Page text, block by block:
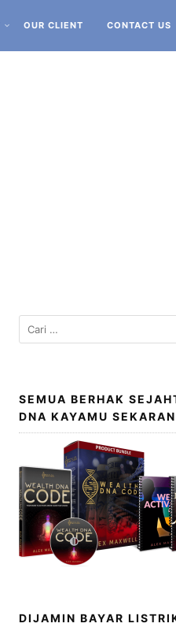
OUR CLIENT CONTACT US
SEMUA BERHAK
DNA KAYAMU
DIJAMIN BAYAR